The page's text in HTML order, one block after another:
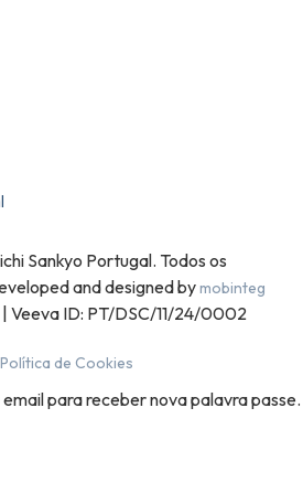
Sankyo Portugal. Todos os
and designed bymobinteg
Veeva ID: PT/DSC/11/24/0002
Política de Cookies
para receber nova palavra passe.